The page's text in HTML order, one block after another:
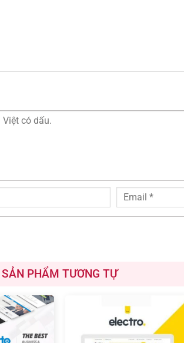
SẢN PHẨM TƯƠNG TỰ